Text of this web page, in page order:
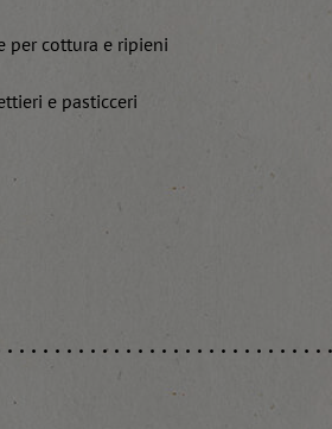
per cottura e ripieni
e pasticceri